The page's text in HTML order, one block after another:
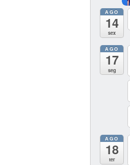
AGO
14
sex
AGO
17
seg
AGO
18
ter